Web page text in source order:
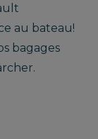
au bateau!
bagages